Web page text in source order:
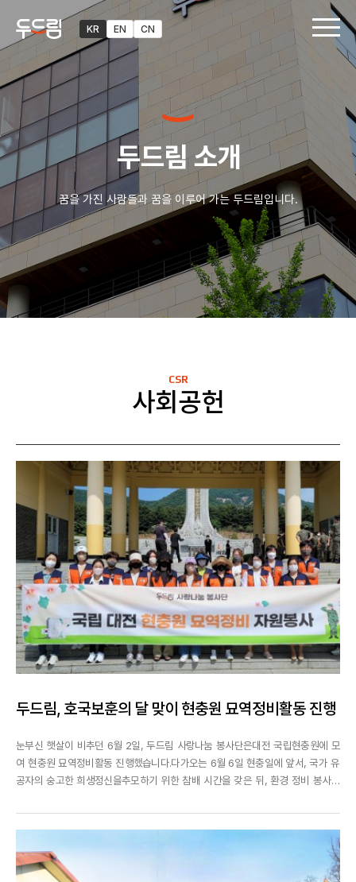
KR EN CN
두드림 소개
꿈을 가진 사람들과 꿈을 이루어 가는 두드림입니다.
CSR
사회공헌
두드림, 호국보훈의 달 맞이 현충원 묘역정비활동 진행
눈부신 햇살이 비추던 6월 2일, 두드림 사랑나눔 봉사단은대전 국립현충원에 모
여 현충원 묘역정비활동 진행했습니다.다가오는 6월 6일 현충일에 앞서, 국가 유
공자의 숭고한 희생정신을추모하기 위한 참배 시간을 갖은 뒤, 환경 정비 봉사활
활동에 참여하고 있는 사랑나눔봉사단은초여름의 후끈한 날씨와 뜨거운 햇빛을
뒤로하고감사와 존경의 마음을 담아 한분한분 정성...